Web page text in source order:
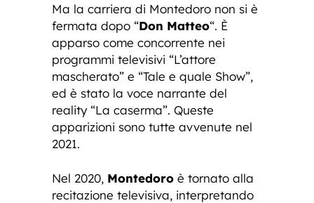
Ma la carriera di Montedoro non si è
fermata dopo “Don Matteo“. È
apparso come concorrente nei
programmi televisivi “L’attore
mascherato” e “Tale e quale Show”,
ed è stato la voce narrante del
reality “La caserma”. Queste
apparizioni sono tutte avvenute nel
2021.
Nel 2020, Montedoro è tornato alla
recitazione televisiva, interpretando